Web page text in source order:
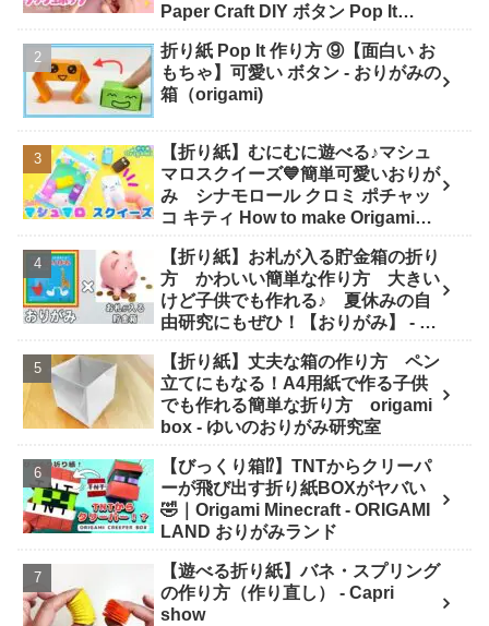
Paper Craft DIY ボタン Pop It
Paper Craft
折り紙 Pop It 作り方 ⑨【面白い お
もちゃ】可愛い ボタン - おりがみの
箱（origami)
【折り紙】むにむに遊べる♪マシュ
マロスクイーズ💙簡単可愛いおりが
み シナモロール クロミ ポチャッ
コ キティ How to make Origami
り紙♪
【折り紙】お札が入る貯金箱の折り
方 かわいい簡単な作り方 大きい
けど子供でも作れる♪ 夏休みの自
由研究にもぜひ！【おりがみ】 - ゆ
【折り紙】丈夫な箱の作り方 ペン
立てにもなる！A4用紙で作る子供
でも作れる簡単な折り方 origami
box - ゆいのおりがみ研究室
【びっくり箱⁉】TNTからクリーパ
ーが飛び出す折り紙BOXがヤバい
🤣｜Origami Minecraft - ORIGAMI
LAND おりがみランド
【遊べる折り紙】バネ・スプリング
の作り方（作り直し） - Capri
show